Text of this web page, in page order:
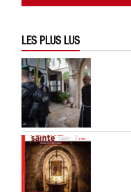
LES PLUS LUS